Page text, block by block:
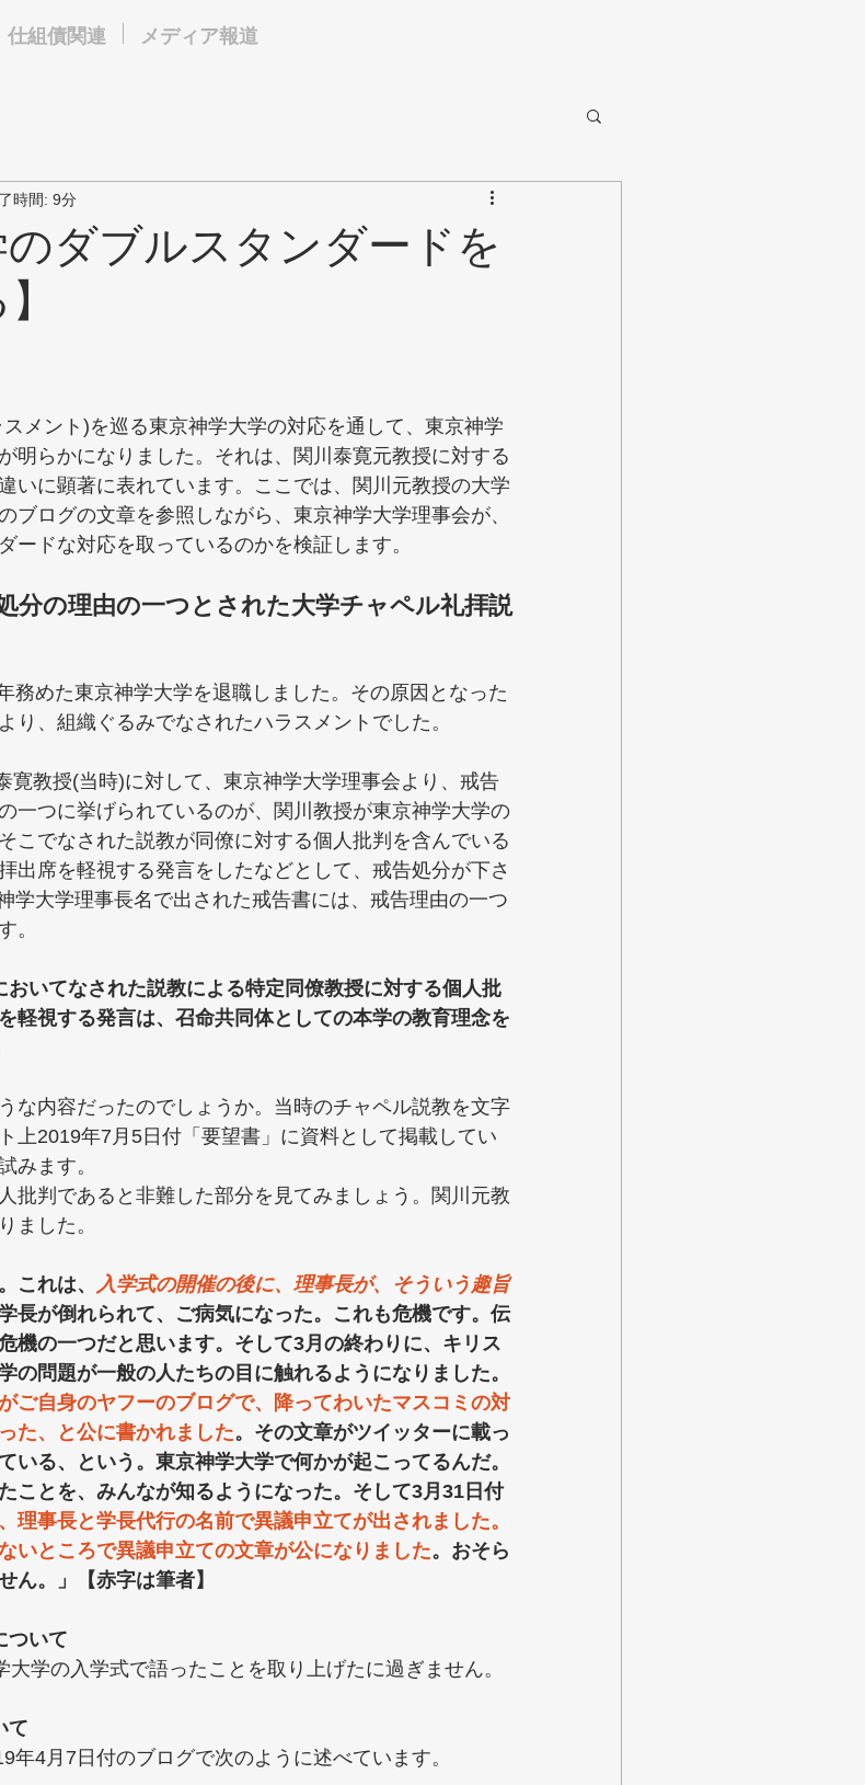
のダブルスタンダードを
時間: 9分
メント)を巡る東京神学大学の対応を通して、東京神学
明らかになりました。それは、関川泰寛元教授に対する
いに顕著に表れています。ここでは、関川元教授の大学
ブログの文章を参照しながら、東京神学大学理事会が、
ードな対応を取っているのかを検証します。
分の理由の一つとされた大学チャペル礼拝説
めた東京神学大学を退職しました。その原因となった
り、組織ぐるみでなされたハラスメントでした。
教授(当時)に対して、東京神学大学理事会より、戒告
一つに挙げられているのが、関川教授が東京神学大学の
こでなされた説教が同僚に対する個人批判を含んでいる
出席を軽視する発言をしたなどとして、戒告処分が下さ
学大学理事長名で出された戒告書には、戒告理由の一つ
。
おいてなされた説教による特定同僚教授に対する個人批
軽視する発言は、召命共同体としての本学の教育理念を
な内容だったのでしょうか。当時のチャペル説教を文字
上2019年7月5日付「要望書」に資料として掲載してい
みます。
批判であると非難した部分を見てみましょう。関川元教
ました。
これは、 入学式の開催の後に、理事長が、そういう趣旨
長が倒れられて、ご病気になった。これも危機です。伝
機の一つだと思います。そして3月の終わりに、キリス
の問題が一般の人たちの目に触れるようになりました。
ご自身のヤフーのブログで、降ってわいたマスコミの対
た、と公に書かれました。その文章がツイッターに載っ
いる、という。東京神学大学で何かが起こってるんだ。
ことを、みんなが知るようになった。そして3月31日付
理事長と学長代行の名前で異議申立てが出されました。
いところで異議申立ての文章が公になりました。おそら
ん。」【赤字は筆者】
ついて
学の入学式で語ったことを取り上げたに過ぎません。
て
4月7日付のブログで次のように述べています。
仕組債関連 メディア報道